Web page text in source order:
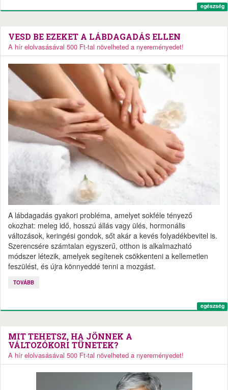
egészség
VESD BE EZEKET A LÁBDAGADÁS ELLEN
A hír elolvasásával 500 Ft-tal növelheted a nyereményedet!
A lábdagadás gyakori probléma, amelyet sokféle tényező
okozhat: meleg idő, hosszú állás vagy ülés, hormonális
változások, keringési gondok, sőt akár a kevés folyadékbevitel is.
Szerencsére számtalan egyszerű, otthon is alkalmazható
módszer létezik, amelyek segítenek csökkenteni a kellemetlen
feszülést, és újra könnyeddé tenni a mozgást.
TOVÁBB
egészség
MIT TEHETSZ, HA JÖNNEK A
VÁLTOZÓKORI TÜNETEK?
A hír elolvasásával 500 Ft-tal növelheted a nyereményedet!